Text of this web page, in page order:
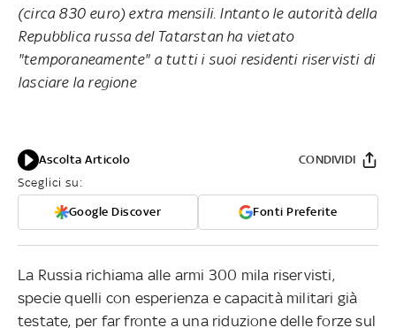
(circa 830 euro) extra mensili. Intanto le autorità della
Repubblica russa del Tatarstan ha vietato
"temporaneamente" a tutti i suoi residenti riservisti di
lasciare la regione
Ascolta Articolo
Sceglici su:
Google Discover Fonti Preferite
CONDIVIDI
La Russia richiama alle armi 300 mila riservisti,
specie quelli con esperienza e capacità militari già
testate, per far fronte a una riduzione delle forze sul